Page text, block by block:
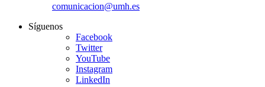
comunicacion@umh.es
Síguenos
Facebook
Twitter
YouTube
Instagram
LinkedIn